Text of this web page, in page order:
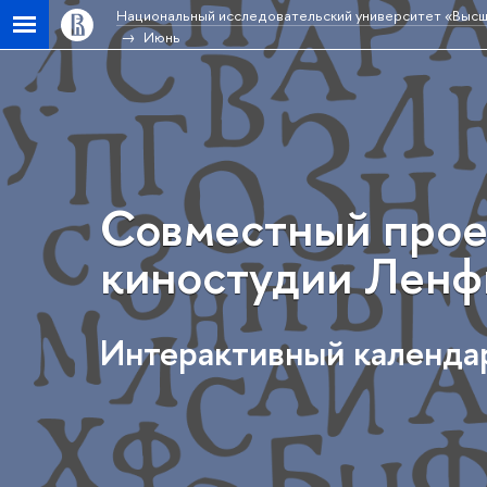
Национальный исследовательский университет
Июнь
Совместный
киностудии
Интерактивный